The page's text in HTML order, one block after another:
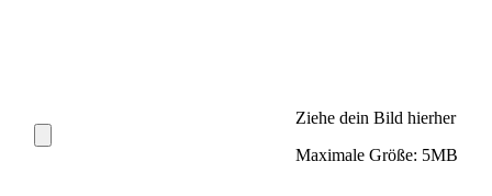
Ziehe dein Bild hierher
Maximale Größe: 5MB